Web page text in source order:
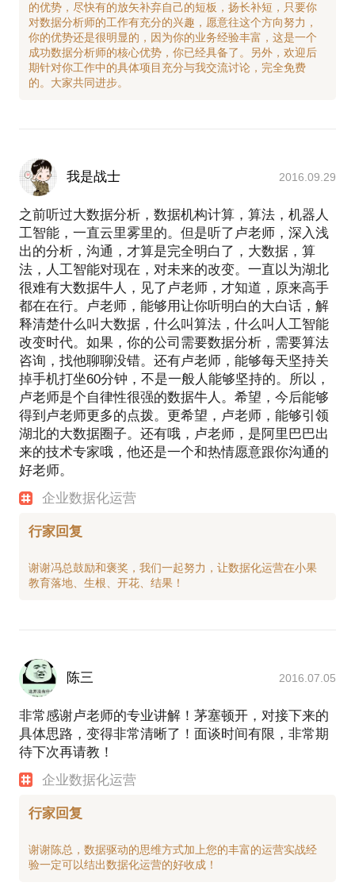
的优势，尽快有的放矢补弃自己的短板，扬长补短，只要你
对数据分析师的工作有充分的兴趣，愿意往这个方向努力，
你的优势还是很明显的，因为你的业务经验丰富，这是一个
成功数据分析师的核心优势，你已经具备了。另外，欢迎后
期针对你工作中的具体项目充分与我交流讨论，完全免费
我是战士 2016.09.29
之前听过大数据分析，数据机构计算，算法，机器人
工智能，一直云里雾里的。但是听了卢老师，深入浅
出的分析，沟通，才算是完全明白了，大数据，算
法，人工智能对现在，对未来的改变。一直以为湖北
很难有大数据牛人，见了卢老师，才知道，原来高手
都在在行。卢老师，能够用让你听明白的大白话，解
释清楚什么叫大数据，什么叫算法，什么叫人工智能
改变时代。如果，你的公司需要数据分析，需要算法
咨询，找他聊聊没错。还有卢老师，能够每天坚持关
掉手机打坐60分钟，不是一般人能够坚持的。所以，
卢老师是个自律性很强的数据牛人。希望，今后能够
得到卢老师更多的点拨。更希望，卢老师，能够引领
湖北的大数据圈子。还有哦，卢老师，是阿里巴巴出
来的技术专家哦，他还是一个和热情愿意跟你沟通的
好老师。
企业数据化运营
行家回复
谢谢冯总鼓励和褒奖，我们一起努力，让数据化运营在小果
陈三 2016.07.05
非常感谢卢老师的专业讲解！茅塞顿开，对接下来的
具体思路，变得非常清晰了！面谈时间有限，非常期
待下次再请教！
企业数据化运营
行家回复
谢谢陈总，数据驱动的思维方式加上您的丰富的运营实战经